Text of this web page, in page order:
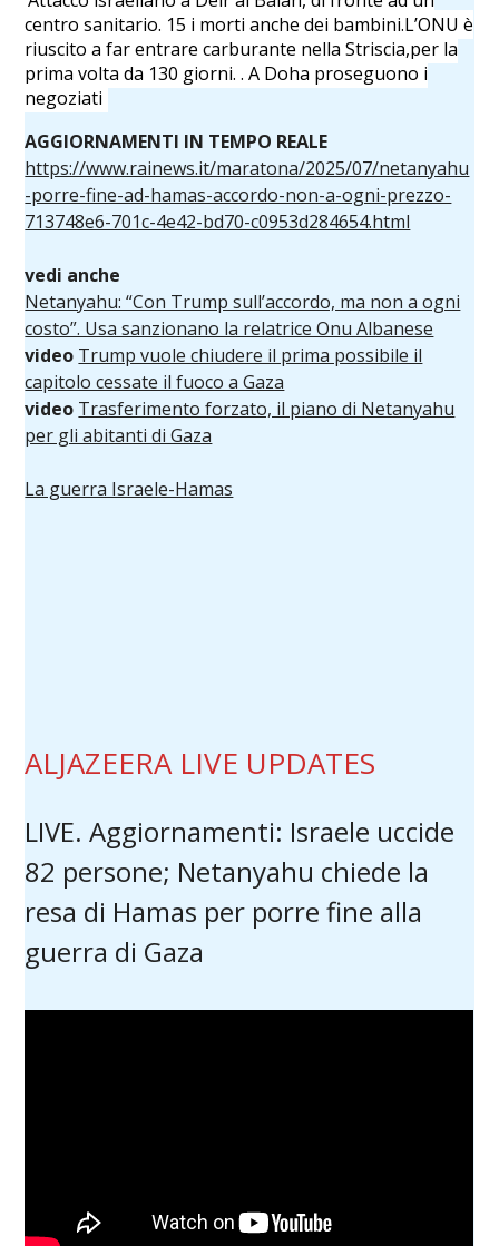
centro sanitario. 15 i morti anche dei bambini.L’ONU è
riuscito a far entrare carburante nella Striscia,per la
prima volta da 130 giorni. . A Doha proseguono i
negoziati
AGGIORNAMENTI IN TEMPO REALE
https://www.rainews.it/maratona/2025/07/netanyahu
-porre-fine-ad-hamas-accordo-non-a-ogni-prezzo-
713748e6-701c-4e42-bd70-c0953d284654.html
vedi anche
Netanyahu: “Con Trump sull’accordo, ma non a ogni
costo”. Usa sanzionano la relatrice Onu Albanese
video Trump vuole chiudere il prima possibile il
capitolo cessate il fuoco a Gaza
video Trasferimento forzato, il piano di Netanyahu
per gli abitanti di Gaza
La guerra Israele-Hamas
ALJAZEERA LIVE UPDATES
LIVE. Aggiornamenti: Israele uccide
82 persone; Netanyahu chiede la
resa di Hamas per porre fine alla
guerra di Gaza